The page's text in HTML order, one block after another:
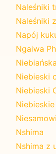
Naleśniki
Naleśniki
Napój
Ngaiwa
Niebieski
Niebieski
Nshima
Nshima z